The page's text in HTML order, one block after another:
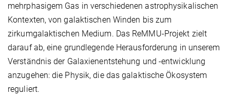
mehrphasigem Gas in verschiedenen astrophysikalischen
Kontexten, von galaktischen Winden bis zum
zirkumgalaktischen Medium. Das ReMMU-Projekt zielt
darauf ab, eine grundlegende Herausforderung in unserem
Verständnis der Galaxienentstehung und -entwicklung
anzugehen: die Physik, die das galaktische Ökosystem
reguliert.